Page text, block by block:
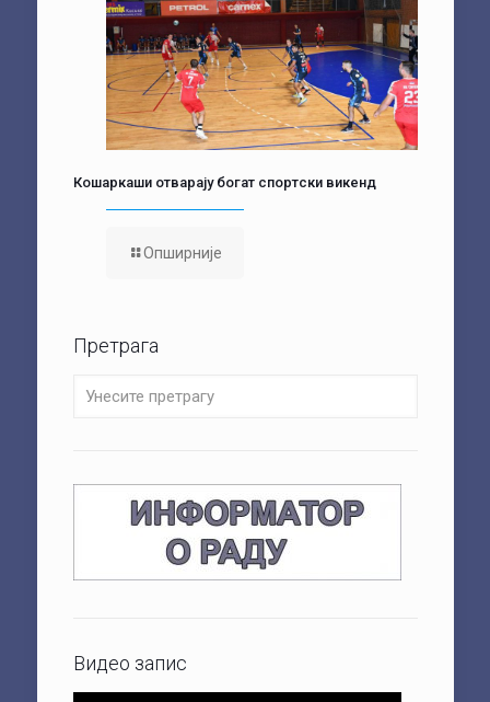
Кошаркаши отварају богат спортски викенд
Опширније
Претрага
Видео запис